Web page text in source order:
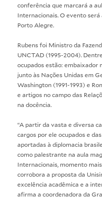
conferência que marcará a
Internacionais. O evento será
Porto Alegre.
Rubens foi Ministro da
UNCTAD (1995-2004).
ocupados estão: embaixador
junto às Nações Unidas em
Washington (1991-1993) e
e artigos no campo das
na docência.
“A partir da vasta e diversa
cargos por ele ocupados e
aportadas à diplomacia
como palestrante na aula
Internacionais, momento
corrobora a proposta da
excelência acadêmica e a
afirma a coordenadora da